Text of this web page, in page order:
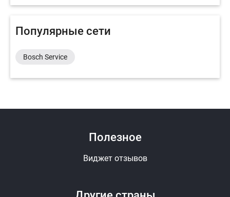
Популярные сети
Bosch Service
Полезное
Виджет отзывов